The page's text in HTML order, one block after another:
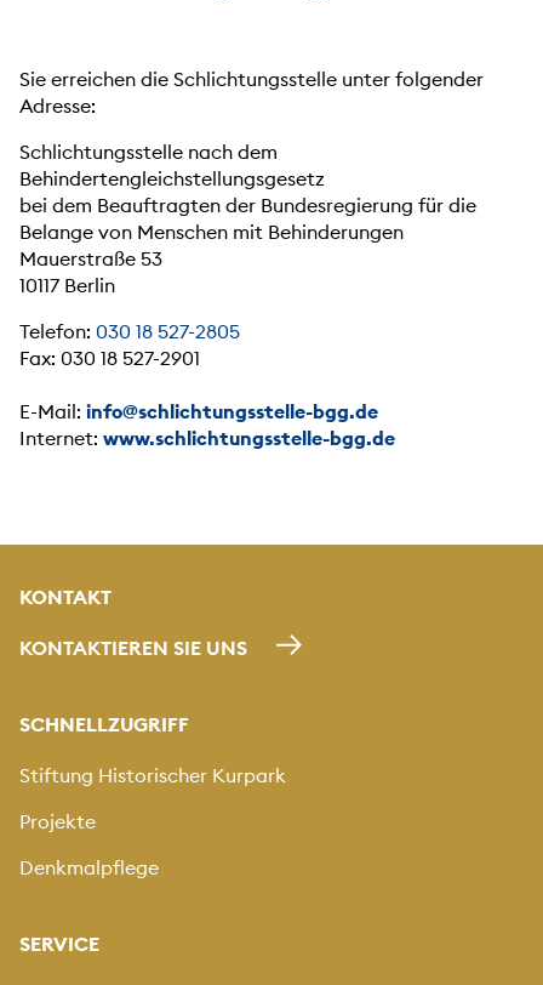
Sie erreichen die Schlichtungsstelle unter folgender
Adresse:
Schlichtungsstelle nach dem
Behindertengleichstellungsgesetz
bei dem Beauftragten der Bundesregierung für die
Belange von Menschen mit Behinderungen
Mauerstraße 53
10117 Berlin
Telefon: 030 18 527-2805
Fax: 030 18 527-2901
E-Mail: info@schlichtungsstelle-bgg.de
Internet: www.schlichtungsstelle-bgg.de
KONTAKT
KONTAKTIEREN SIE UNS
SCHNELLZUGRIFF
Stiftung Historischer Kurpark
Projekte
Denkmalpflege
SERVICE